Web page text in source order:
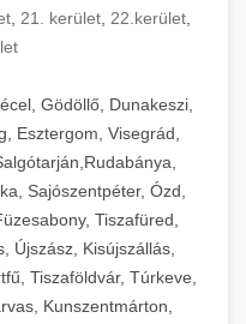
21. kerület 22.kerület
Gödöllő, Dunakeszi,
Esztergom, Visegrád,
Sajószentpéter, Ózd,
Tiszafüred,
Újszász, Kisújszállás,
Tiszaföldvár, Túrkeve,
Kunszentmárton,